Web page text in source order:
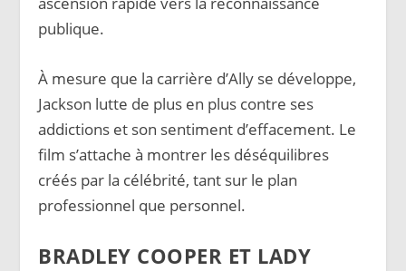
publique.
À mesure que la carrière d’Ally se développe,
Jackson lutte de plus en plus contre ses
addictions et son sentiment d’effacement. Le
film s’attache à montrer les déséquilibres
créés par la célébrité, tant sur le plan
professionnel que personnel.
BRADLEY COOPER ET LADY